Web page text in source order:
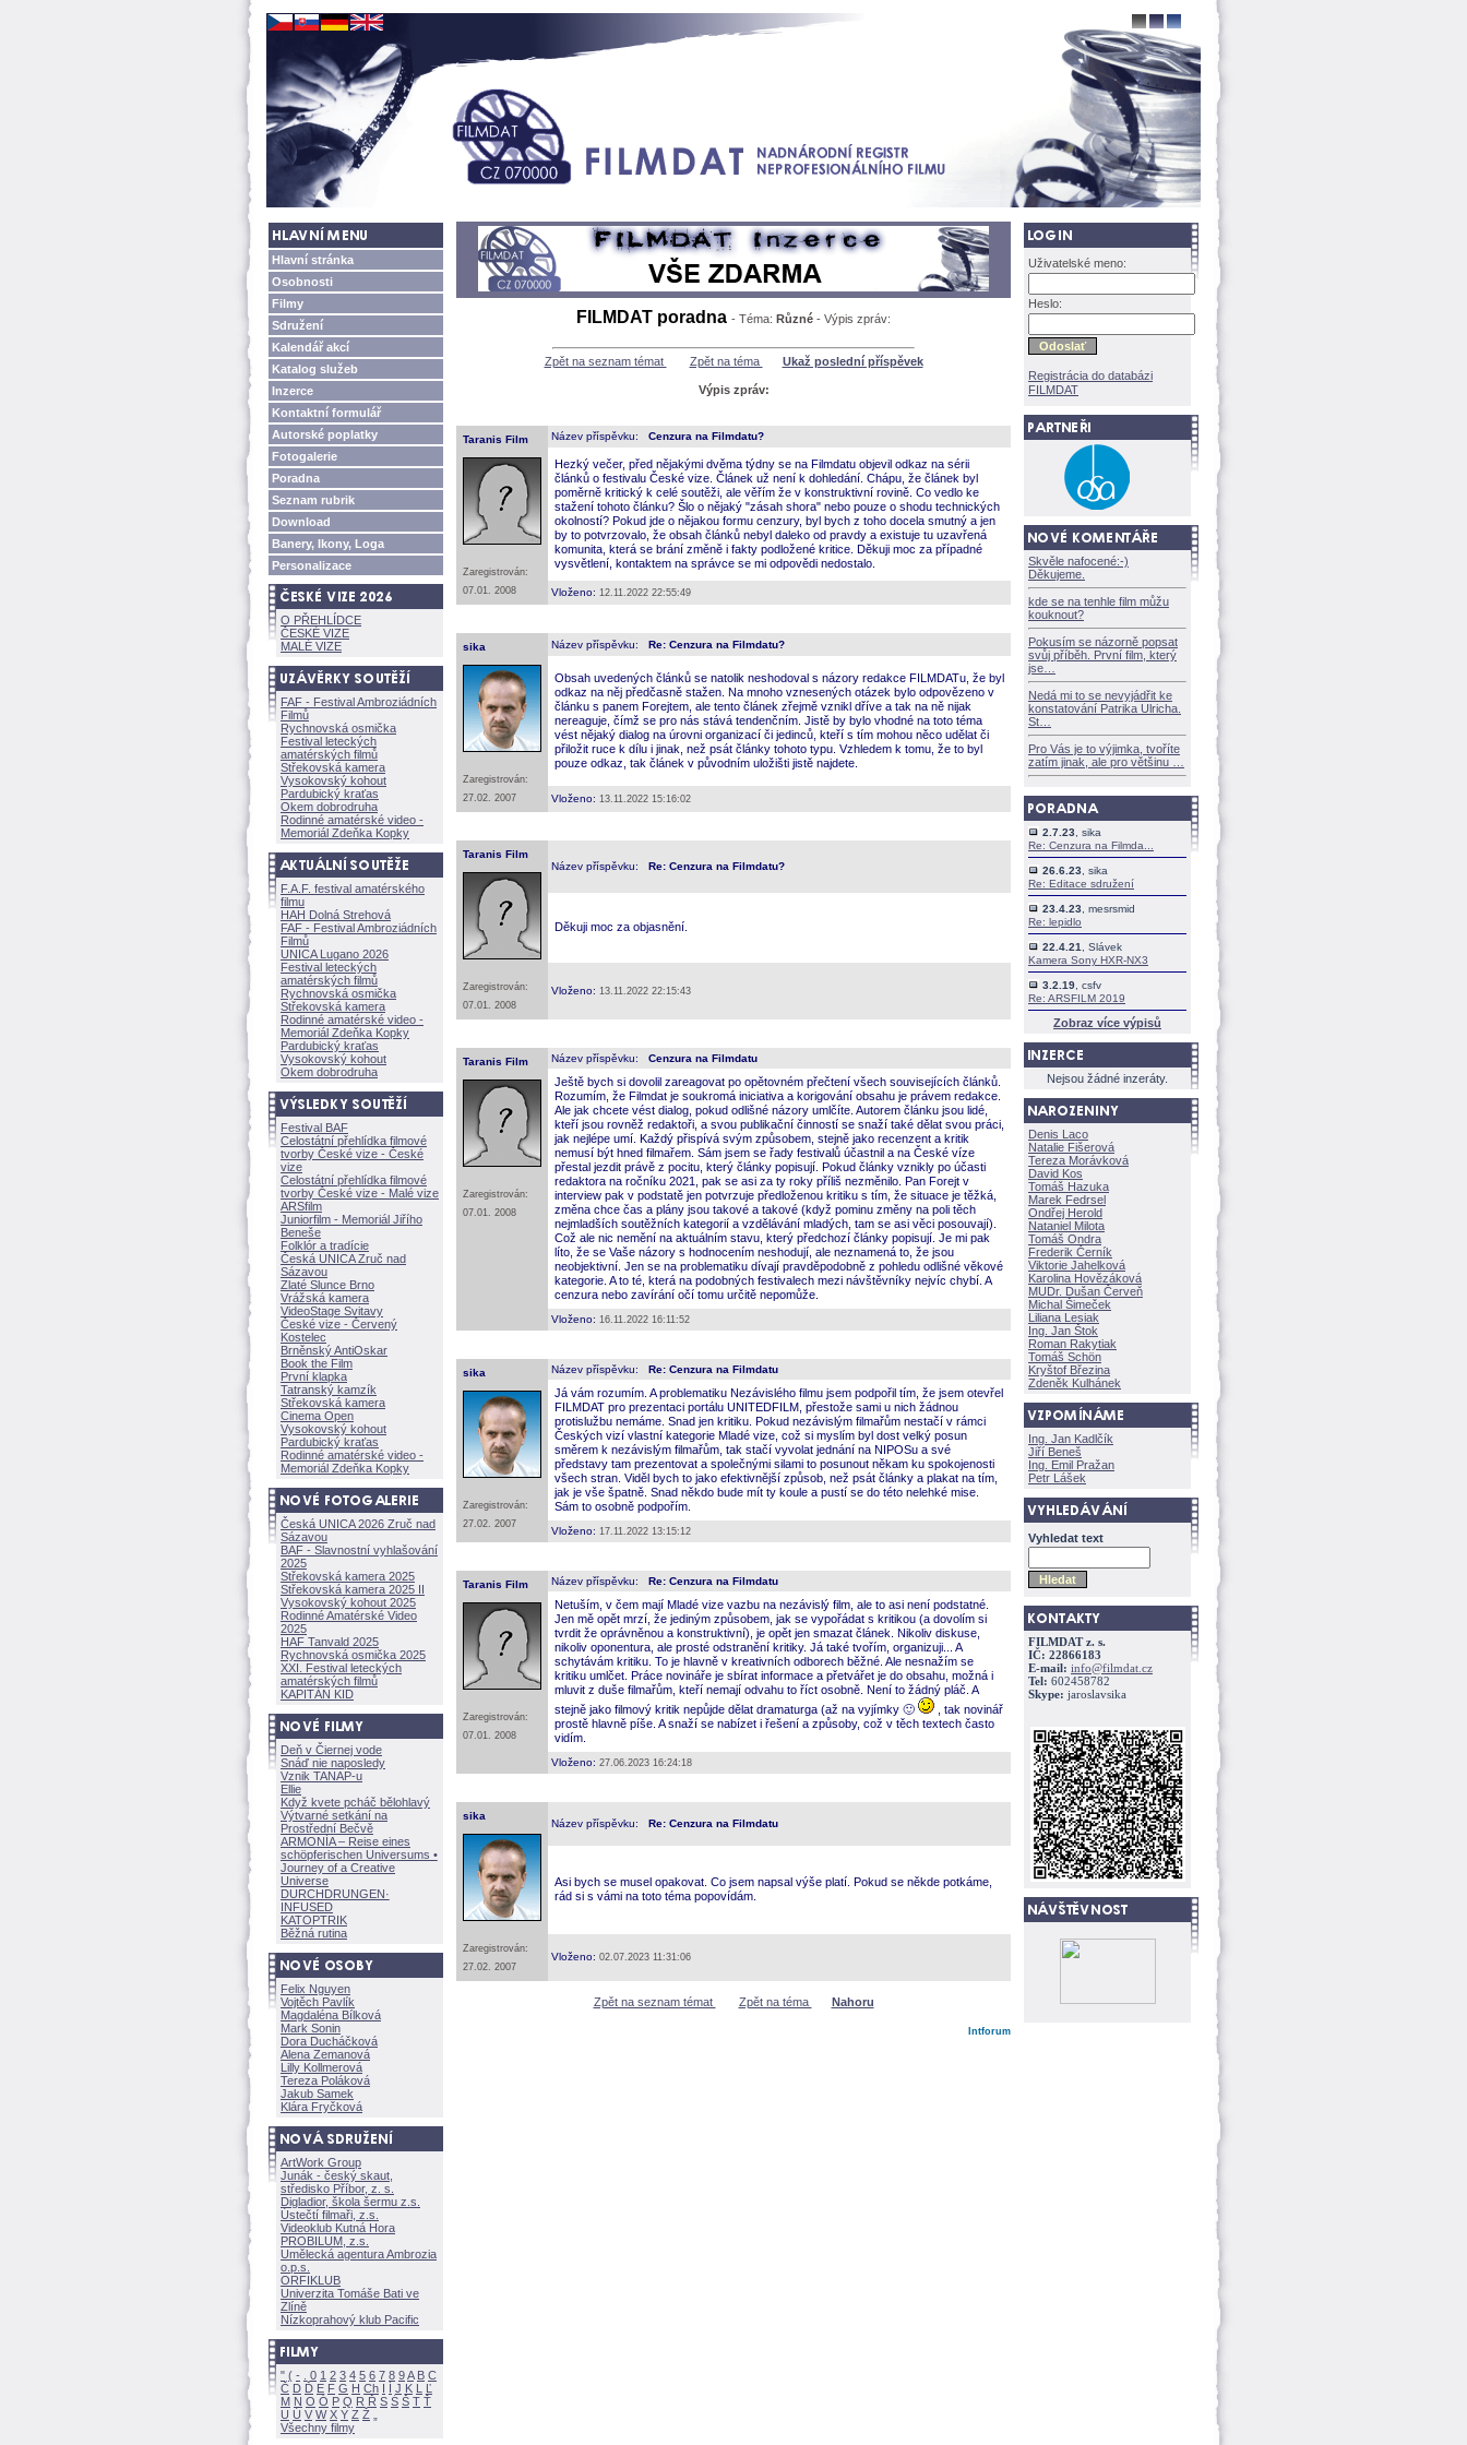
Hlavní stránka
Osobnosti
Filmy
Sdružení
Kalendář akcí
Katalog služeb
Inzerce
Kontaktní formulář
Autorské poplatky
Fotogalerie
Poradna
Seznam rubrik
Download
Banery, Ikony, Loga
Personalizace
O PŘEHLÍDCE
ČESKÉ VIZE
MALÉ VIZE
FAF - Festival Ambroziádních
Filmů
Rychnovská osmička
Festival leteckých
amatérských filmů
Střekovská kamera
Vysokovský kohout
Pardubický kraťas
Okem dobrodruha
Rodinné amatérské video -
Memoriál Zdeňka Kopky
F.A.F. festival amatérského
filmu
HAH Dolná Strehov
FAF - Festival Ambroziádních
Filmů
UNICA Lugano 2026
Festival leteckých
amatérských filmů
Rychnovská osmička
Střekovská kamera
Rodinné amatérské video -
Memoriál Zdeňka Kopky
Pardubický kraťas
Vysokovský kohout
Okem dobrodruha
Festival BAF
Celostátní přehlídka filmové
tvorby České vize - České
vize
Celostátní přehlídka filmové
tvorby České vize - Malé vize
ARSfilm
Juniorfilm - Memoriál Jiřího
Beneše
Folklór a tradície
Česká UNICA Zruč nad
Sázavou
Zlaté Slunce Brno
Vrážská kamera
VideoStage Svitavy
České vize - Červený
Kostelec
Brněnský AntiOskar
Book the Film
První klapka
Tatranský kamzík
Střekovská kamera
Cinema Open
Vysokovský kohout
Pardubický kraťas
Rodinné amatérské video -
Memoriál Zdeňka Kopky
Česká UNICA 2026 Zruč nad
Sázavou
BAF - Slavnostní vyhlašování
2025
Střekovská kamera 2025
Střekovská kamera 2025 II
Vysokovský kohout 2025
Rodinné Amatérské Video
2025
HAF Tanvald 2025
Rychnovská osmička 2025
XXI. Festival leteckých
amatérských filmů
KAPITÁN KID
Deň v Čiernej vode
Snáď nie naposledy
Vznik TANAP-u
Ellie
Když kvete pcháč bělohlavý
Výtvarné setkání na
Prostřední Bečvě
ARMONÍA – Reise eines
schöpferischen Universums •
Journey of a Creative
Universe
DURCHDRUNGEN·
INFUSED
KATOPTRIK
Běžná rutina
Felix Nguyen
Vojtěch Pavlík
Magdaléna Bílkov
Mark Sonin
Dora Ducháčkov
Alena Zemanov
Lilly Kollmerov
Tereza Polákov
Jakub Samek
Klára Fryčkov
ArtWork Group
Junák - český skaut,
středisko Příbor, z. s.
Digladior, škola šermu z.s.
Ústečtí filmaři, z.s.
Videoklub Kutná Hora
PROBILUM, z.s.
Umělecká agentura Ambrozia
o.p.s.
ORFIKLUB
Univerzita Tomáše Bati ve
Zlíně
Nízkoprahový klub Pacific
" ( - 0 1 2 3 4 5 6 7 8 9A B C
Č D Ď E F G H Ch I Í J K L
Ľ
M N O Ó P Q R Ř S Ś T Ť
U Ú V W X Y Z
Všechny filmy
FILMDAT poradna - Téma: Různé - Výpis zpráv:
Zpět na seznam témat Zpět na téma Ukaž poslední příspěvek
Výpis zpráv:
Taranis Film
Zaregistrován:
07.01. 2008
Název příspěvku: Cenzura na Filmdatu?
Hezký večer, před nějakými dvěma týdny se na Filmdatu objevil odkaz na sérii
článků o festivalu České vize. Článek už není k dohledání. Chápu, že článek byl
poměrně kritický k celé soutěži, ale věřím že v konstruktivní rovině. Co vedlo ke
stažení tohoto článku? Šlo o nějaký "zásah shora" nebo pouze o shodu technických
okolností? Pokud jde o nějakou formu cenzury, byl bych z toho docela smutný a jen
by to potvrzovalo, že obsah článků nebyl daleko od pravdy a existuje tu uzavřen
komunita, která se brání změně i fakty podložené kritice. Děkuji moc za případné
vysvětlení, kontaktem na správce se mi odpovědi nedostalo.
Vloženo: 12.11.2022 22:55:49
sika
Zaregistrován:
27.02. 2007
Název příspěvku: Re: Cenzura na Filmdatu?
Obsah uvedených článků se natolik neshodoval s názory redakce FILMDATu, že byl
odkaz na něj předčasně stažen. Na mnoho vznesených otázek bylo odpovězeno v
článku s panem Forejtem, ale tento článek zřejmě vznikl dříve a tak na ně nijak
nereaguje, čímž se pro nás stává tendenčním. Jistě by bylo vhodné na toto téma
vést nějaký dialog na úrovni organizací či jedinců, kteří s tím mohou něco udělat či
přiložit ruce k dílu i jinak, než psát články tohoto typu. Vzhledem k tomu, že to byl
pouze odkaz, tak článek v původním uložišti jistě najdete.
Vloženo: 13.11.2022 15:16:02
Taranis Film
Zaregistrován:
07.01. 2008
Název příspěvku: Re: Cenzura na Filmdatu?
Děkuji moc za objasnění.
Vloženo: 13.11.2022 22:15:43
Taranis Film
Zaregistrován:
07.01. 2008
Název příspěvku: Cenzura na Filmdatu
Ještě bych si dovolil zareagovat po opětovném přečtení všech souvisejících článků.
Rozumím, že Filmdat je soukromá iniciativa a korigování obsahu je právem redakce.
Ale jak chcete vést dialog, pokud odlišné názory umlčíte. Autorem článku jsou lidé,
kteří jsou rovněž redaktoři, a svou publikační činností se snaží také dělat svou práci,
jak nejlépe umí. Každý přispívá svým způsobem, stejně jako recenzent a kritik
nemusí být hned filmařem. Sám jsem se řady festivalů účastnil a na České víze
přestal jezdit právě z pocitu, který články popisují. Pokud články vznikly po účasti
redaktora na ročníku 2021, pak se asi za ty roky příliš nezměnilo. Pan Forejt v
interview pak v podstatě jen potvrzuje předloženou kritiku s tím, že situace je těžká,
změna chce čas a plány jsou takové a takové (když pominu změny na poli těch
nejmladších soutěžních kategorií a vzdělávání mladých, tam se asi věci posouvají).
Což ale nic nemění na aktuálním stavu, který předchozí články popisují. Je mi pak
líto, že se Vaše názory s hodnocením neshodují, ale neznamená to, že jsou
neobjektivní. Jen se na problematiku dívají pravděpodobně z pohledu odlišné věkové
kategorie. A to té, která na podobných festivalech mezi návštěvníky nejvíc chybí. A
cenzura nebo zavírání očí tomu určitě nepomůže.
Vloženo: 16.11.2022 16:11:52
sika
Zaregistrován:
27.02. 2007
Název příspěvku: Re: Cenzura na Filmdatu
Já vám rozumím. A problematiku Nezávislého filmu jsem podpořil tím, že jsem otevřel
FILMDAT pro prezentaci portálu UNITEDFILM, přestože sami u nich žádnou
protislužbu nemáme. Snad jen kritiku. Pokud nezávislým filmařům nestačí v rámci
Českých vizí vlastní kategorie Mladé vize, což si myslím byl dost velký posun
směrem k nezávislým filmařům, tak stačí vyvolat jednání na NIPOSu a své
představy tam prezentovat a společnými silami to posunout někam ku spokojenosti
všech stran. Viděl bych to jako efektivnější způsob, než psát články a plakat na tím,
jak je vše špatně. Snad někdo bude mít ty koule a pustí se do této nelehké mise.
Sám to osobně podpořím.
Vloženo: 17.11.2022 13:15:12
Taranis Film
Zaregistrován:
07.01. 2008
Název příspěvku: Re: Cenzura na Filmdatu
Netuším, v čem mají Mladé vize vazbu na nezávislý film, ale to asi není podstatné.
Jen mě opět mrzí, že jediným způsobem, jak se vypořádat s kritikou (a dovolím si
tvrdit že oprávněnou a konstruktivní), je opět jen smazat článek. Nikoliv diskuse,
nikoliv oponentura, ale prosté odstranění kritiky. Já také tvořím, organizuji... A
schytávám kritiku. To je hlavně v kreativních odborech běžné. Ale nesnažím se
kritiku umlčet. Práce novináře je sbírat informace a přetvářet je do obsahu, možná i
mluvit z duše filmařům, kteří nemají odvahu to říct osobně. Není to žádný pláč. A
stejně jako filmový kritik nepůjde dělat dramaturga (až na vyjímky 🙂
, tak novinář
prostě hlavně píše. A snaží se nabízet i řešení a způsoby, což v těch textech často
vidím.
Vloženo: 27.06.2023 16:24:18
sika
Zaregistrován:
27.02. 2007
Název příspěvku: Re: Cenzura na Filmdatu
Asi bych se musel opakovat. Co jsem napsal výše platí. Pokud se někde potkáme,
rád si s vámi na toto téma popovídám.
Vloženo: 02.07.2023 11:31:06
Zpět na seznam témat Zpět na téma Nahoru
Intforum
Uživatelské meno:
Heslo:
Registrácia do databázi
FILMDAT
Skvěle nafocené:-)
Děkujeme.
kde se na tenhle film můžu
kouknout?
Pokusím se názorně popsat
svůj příběh. První film, který
jse
Nedá mi to se nevyjádřit ke
konstatování Patrika Ulricha.
St
Pro Vás je to výjimka, tvoříte
zatím jinak, ale pro většinu
2.7.23 , sika
Re: Cenzura na Filmda...
26.6.23 , sika
Re: Editace sdružení
23.4.23 , mesrsmid
Re: lepidlo
22.4.21
, Slávek
Kamera Sony HXR-NX3
3.2.19 , csfv
Re: ARSFILM 2019
Zobraz více výpisů
Nejsou žádné inzeráty.
Denis Laco
Natalie Fišerov
Tereza Morávkov
David Kos
Tomáš Hazuka
Marek Fedrsel
Ondřej Herold
Nataniel Milota
Tomáš Ondra
Frederik Černík
Viktorie Jahelkov
Karolina Hovězákov
MUDr. Dušan Červeň
Michal Šimeček
Liliana Lesiak
Ing. Jan Štok
Roman Rakytiak
Tomáš Schön
Kryštof Březina
Zdeněk Kulhánek
Ing. Jan Kadlčík
Jiří Bene
Ing. Emil Pražan
Petr Lášek
Vyhledat text
FILMDAT z. s.
IČ: 22866183
E-mail: info@filmdat.cz
Tel: 602458782
Skype: jaroslavsika